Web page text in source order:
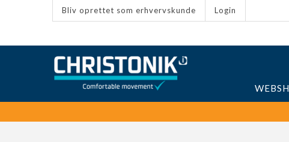
Bliv oprettet som erhvervskunde Login